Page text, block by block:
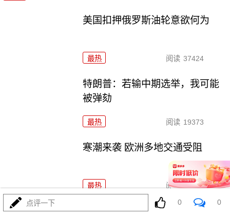
美国扣押俄罗斯油轮意欲何为
最热 阅读 37424
特朗普：若输中期选举，我可能
被弹劾
最热 阅读 19373
寒潮来袭 欧洲多地交通受阻
最热 阅读 26494
外交部回应美方关于中国军事演
点评一下 0 0